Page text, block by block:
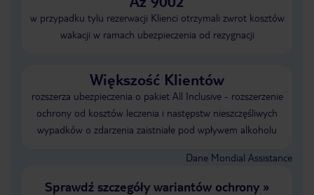
w przypadku tylu rezerwacji Klienci otrzymali zwrot kosztów
wakacji w ramach ubezpieczenia od rezygnacji
Większość Klientów
rozszerza ubezpieczenia o pakiet All Inclusive - rozszerzenie
ochrony od kosztów leczenia i następstw nieszczęśliwych
wypadków o zdarzenia zaistniałe pod wpływem alkoholu
Dane Mondial Assistance
Sprawdź szczegóły wariantów ochrony»